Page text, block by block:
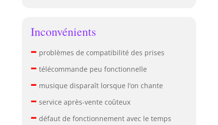
Inconvénients
– problèmes de compatibilité des prises
– télécommande peu fonctionnelle
– musique disparaît lorsque l’on chante
– service après-vente coûteux
– défaut de fonctionnement avec le temps